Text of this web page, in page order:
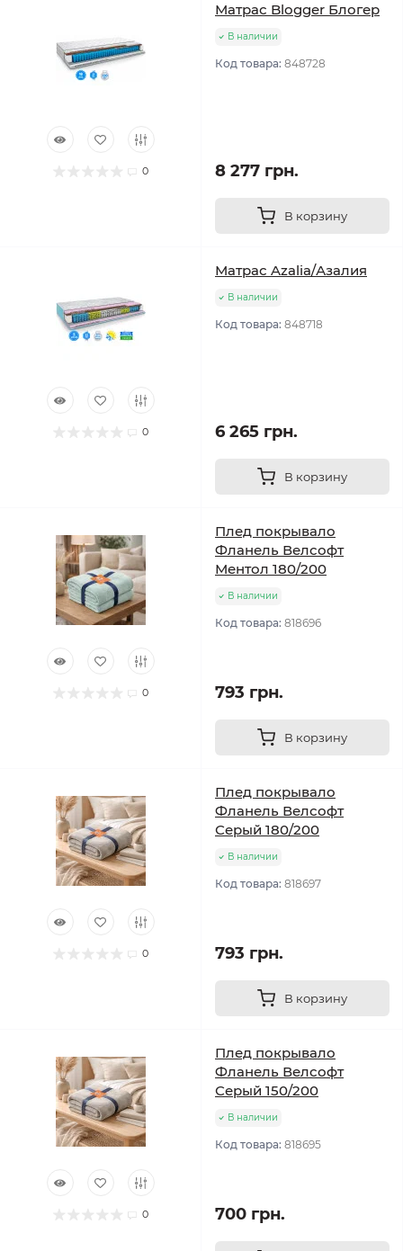
0
Матрас Blogger Блогер
В наличии
Код товара: 848728
8 277 грн.
В корзину
0
Матрас Azalia/Азалия
В наличии
Код товара: 848718
6 265 грн.
В корзину
0
Плед покрывало
Фланель Велсофт
Ментол 180/200
В наличии
Код товара: 818696
793 грн.
В корзину
0
Плед покрывало
Фланель Велсофт
Серый 180/200
В наличии
Код товара: 818697
793 грн.
В корзину
0
Плед покрывало
Фланель Велсофт
Серый 150/200
В наличии
Код товара: 818695
700 грн.